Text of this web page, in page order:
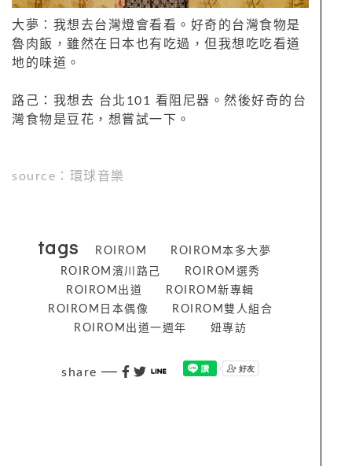
大夢：我想去台灣燈會看看。好奇的台灣食物是
魯肉飯，雖然在日本也有吃過，但我想吃吃看道
地的味道。
路己：我想去 台北101 看阻尼器。然後好奇的台
灣食物是豆花，想嘗試一下。
source：環球音樂
tags ROIROM
ROIROM本多大夢
ROIROM濱川路己
ROIROM選秀
ROIROM出道
ROIROM新專輯
ROIROM日本偶像
ROIROM雙人組合
ROIROM出道一週年
妞專訪
share